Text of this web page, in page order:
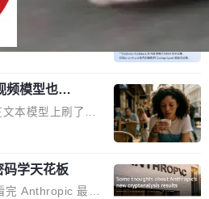
gitee.com/opensol
Fast 模式——2.5
降价的理由不是
自己把自己优化
把 GPT-5.6
通过 Codex 自
。Sol 学了 Triton
，重写了生产环境
现已正
天上线了。模型
284B、激活 1
只重新做了后训
直接把自家 4 月发
Agent 基准测试
从 61.8 涨到 8
，DSBench-F
说别的，一个 Fl
最高水平的 Pro 预
频模型也开
本模型上刷了一
款全模态生成模
。 先看能力边界。
音任意组合作为
输出带原生双声道
学天花板
完 Anthropic 最新